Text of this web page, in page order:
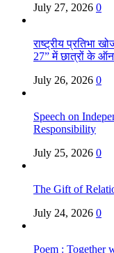
July 27, 2026 0
राष्ट्रीय प्रतिभा
27” में छात्रों के
July 26, 2026 0
Speech on
Responsibility
July 25, 2026 0
The Gift of
July 24, 2026 0
Poem : Together